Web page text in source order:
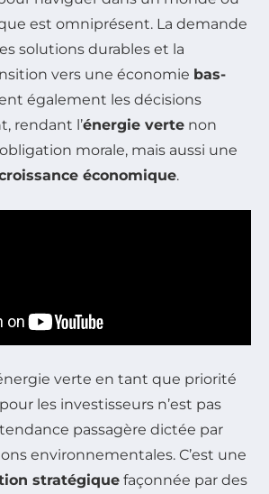
est omniprésent. La demande
solutions durables et la
vers une économie bas-
également les décisions
rendant l’énergie verte non
morale, mais aussi une
économique.
verte en tant que priorité
les investisseurs n’est pas
passagère dictée par
environnementales. C’est une
stratégique façonnée par des